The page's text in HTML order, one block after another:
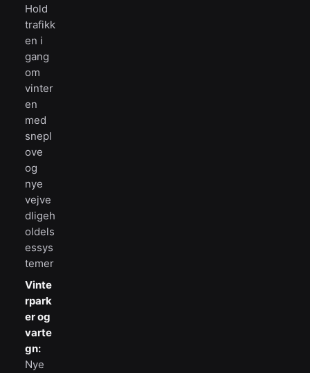
Hold
trafikk
en i
gang
om
vinter
en
med
snepl
ove
og
nye
vejve
dligeh
oldels
essys
temer
Vinte
rpark
er og
varte
gn:
Nye